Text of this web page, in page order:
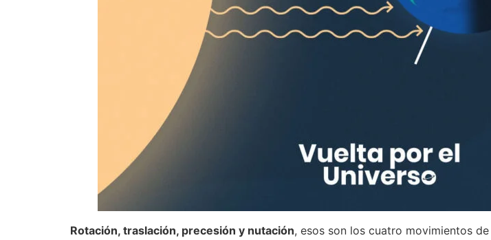
Rotación, traslación, precesión y nutación, esos son los cuatro movimientos